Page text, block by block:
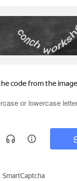
50%
до -70%